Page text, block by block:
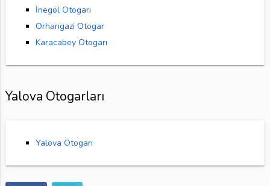
İnegöl Otogarı
Orhangazi Otogar
Karacabey Otogarı
Yalova Otogarları
Yalova Otogarı